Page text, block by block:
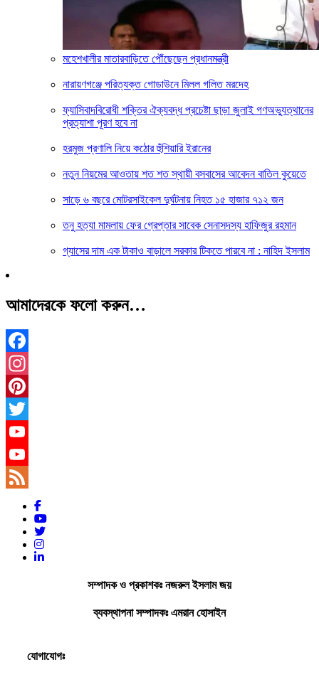
মহেশখালীর মাতারবাড়িতে পৌঁছেছেন প্রধানমন্ত্রী
নারায়ণগঞ্জে পরিত্যক্ত গোডাউনে মিলল গলিত মরদেহ
ফ্যাসিবাদবিরোধী শক্তির ঐক্যবদ্ধ প্রচেষ্টা ছাড়া জুলাই গণঅভ্যুত্থানের
প্রত্যাশা পূরণ হবে না
হরমুজ প্রণালি নিয়ে কঠোর হুঁশিয়ারি ইরানের
নতুন নিয়মের আওতায় শত শত স্থায়ী বসবাসের আবেদন বাতিল কুয়েতে
সাড়ে ৬ বছরে মোটরসাইকেল দুর্ঘটনায় নিহত ১৫ হাজার ৭১২ জন
তনু হত্যা মামলায় ফের গ্রেপ্তার সাবেক সেনাসদস্য হাফিজুর রহমান
গ্যাসের দাম এক টাকাও বাড়ালে সরকার টিকতে পারবে না : নাহিদ ইসলাম
আমাদেরকে ফলো করুন…
Facebook
Instagram
Pinterest
Twitter
YouTube
YouTube
Channel
সম্পাদক ও প্রকাশকঃ নজরুল ইসলাম জয়
ব্যবস্থাপনা সম্পাদকঃ এমরান হোসাইন
যোগাযোগঃ